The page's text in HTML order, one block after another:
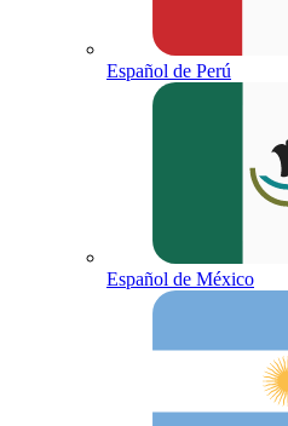
Español de Perú
Español de México